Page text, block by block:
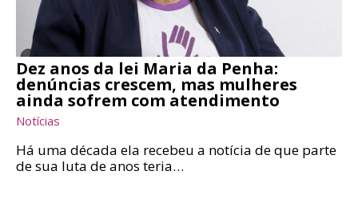
Dez anos da lei Maria da Penha:
denúncias crescem, mas mulheres
ainda sofrem com atendimento
Notícias
Há uma década ela recebeu a notícia de que parte
de sua luta de anos teria…